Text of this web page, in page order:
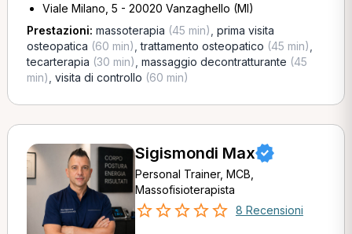
Viale Milano, 5 - 20020 Vanzaghello (MI)
Prestazioni: massoterapia (45 min) prima visita
osteopatica (60 min) ,trattamento osteopatico (45 min)
tecarterapia (30 min) massaggio decontratturante (45
min) visita di controllo (60 min)
Sigismondi Max
Personal Trainer, MCB,
Massofisioterapista
8 Recensioni